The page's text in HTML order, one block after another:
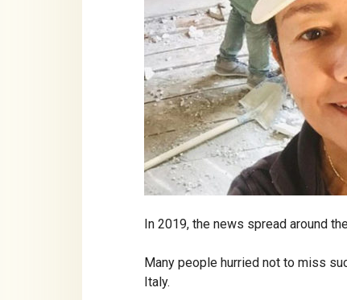
In 2019, the news spread around
Many people hurried not to miss
Italy.